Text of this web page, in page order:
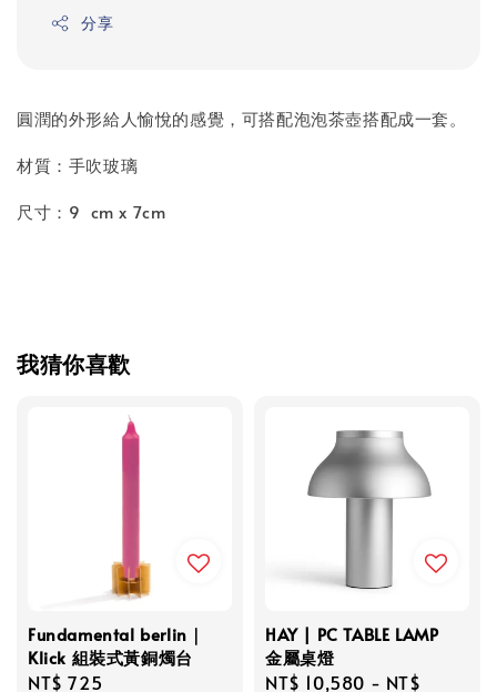
分享
圓潤的外形給人愉悅的感覺，可搭配泡泡茶壺搭配成一套。
材質：手吹玻璃
尺寸：9 cmx 7cm
我猜你喜歡
Fundamental berlin｜
Klick 組裝式黃銅燭台
Regular
NT$ 725
HAY | PC TABLE LAMP
金屬桌燈
Regular
NT$ 10,580 - NT$